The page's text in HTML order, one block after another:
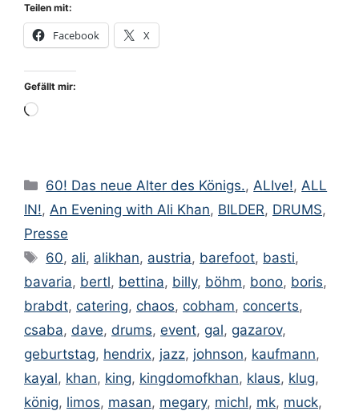
Teilen mit:
Facebook X
Gefällt mir:
Wird
Kategorien
60! Das neue Alter des Königs., ALIve!, ALL
IN!, An Evening with Ali Khan, BILDER, DRUMS,
Presse
Schlagwörter
60, ali, alikhan, austria, barefoot, basti,
bavaria, bertl, bettina, billy, böhm, bono, boris,
brabdt, catering, chaos, cobham, concerts,
csaba, dave, drums, event, gal, gazarov,
geburtstag, hendrix, jazz, johnson, kaufmann,
kayal, khan, king, kingdomofkhan, klaus, klug,
könig, limos, masan, megary, michl, mk, muck,